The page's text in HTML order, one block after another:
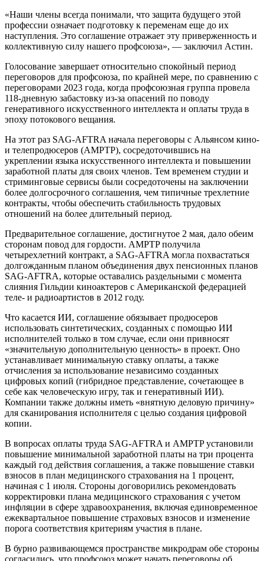
«Наши члены всегда понимали, что защита будущего этой
профессии означает подготовку к переменам еще до их
наступления. Это соглашение отражает эту приверженность и
коллективную силу нашего профсоюза», — заключил Астин.
Голосование завершает относительно спокойный период
переговоров для профсоюза, по крайней мере, по сравнению с
переговорами 2023 года, когда профсоюзная группа провела
118-дневную забастовку из-за опасений по поводу
генеративного искусственного интеллекта и оплаты труда в
эпоху потокового вещания.
На этот раз SAG-AFTRA начала переговоры с Альянсом кино-
и телепродюсеров (AMPTP), сосредоточившись на
укреплении языка искусственного интеллекта и повышении
заработной платы для своих членов. Тем временем студии и
стриминговые сервисы были сосредоточены на заключении
более долгосрочного соглашения, чем типичные трехлетние
контракты, чтобы обеспечить стабильность трудовых
отношений на более длительный период.
Предварительное соглашение, достигнутое 2 мая, дало обеим
сторонам повод для гордости. AMPTP получила
четырехлетний контракт, а SAG-AFTRA могла похвастаться
долгожданным планом объединения двух пенсионных планов
SAG-AFTRA, которые оставались раздельными с момента
слияния Гильдии киноактеров с Американской федерацией
теле- и радиоартистов в 2012 году.
Что касается ИИ, соглашение обязывает продюсеров
использовать синтетических, созданных с помощью ИИ
исполнителей только в том случае, если они привносят
«значительную дополнительную ценность» в проект. Оно
устанавливает минимальную ставку оплаты, а также
отчисления за использование независимо созданных
цифровых копий (гибридное представление, сочетающее в
себе как человеческую игру, так и генеративный ИИ).
Компании также должны иметь «внятную деловую причину»
для сканирования исполнителя с целью создания цифровой
копии.
В вопросах оплаты труда SAG-AFTRA и AMPTP установили
повышение минимальной заработной платы на три процента
каждый год действия соглашения, а также повышение ставки
взносов в план медицинского страхования на 1 процент,
начиная с 1 июля. Стороны договорились рекомендовать
корректировки плана медицинского страхования с учетом
инфляции в сфере здравоохранения, включая единовременное
ежеквартальное повышение страховых взносов и изменение
порога соответствия критериям участия в плане.
В бурно развивающемся пространстве микродрам обе стороны
согласились, что профсоюз может начать переговоры об